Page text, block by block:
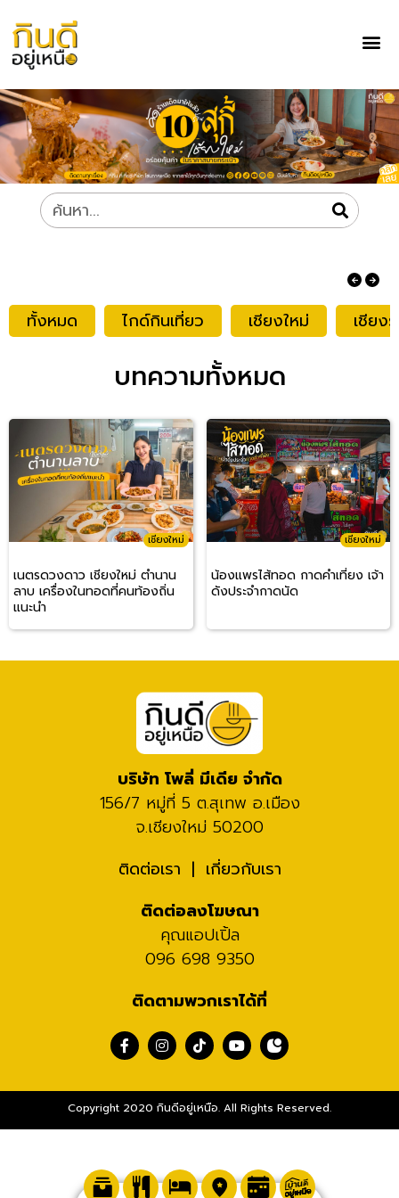
ทั้งหมด ไกด์กินเที่ยว เชียงใหม่ เชียง
บทความทั้งหมด
เชียงใหม่
เนตรดวงดาว เชียงใหม่ ตำนาน
ลาบ เครื่องในทอดที่คนท้องถิ่น
แนะนำ
เชียงใหม่
น้องแพรไส้ทอด กาดคำเที่ยง เจ้า
ดังประจำกาดนัด
บริษัท โพลี่ มีเดีย จำกัด
156/7 หมู่ที่ 5 ต.สุเทพ อ.เมือง
จ.เชียงใหม่ 50200
ติดต่อเรา
เกี่ยวกับเรา
ติดต่อลงโฆษณา
คุณแอปเปิ้ล
096 698 9350
ติดตามพวกเราได้ที่
Copyright 2020 กินดีอยู่เหนือ. All Rights Reserved.